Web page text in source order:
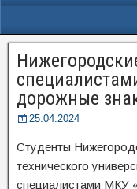
дорожные
25.04.2024
Студенты
технического
специалистами МКУ